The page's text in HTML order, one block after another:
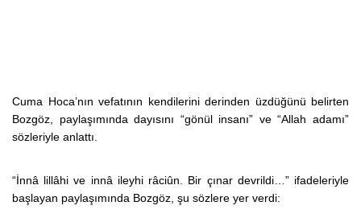
Cuma Hoca’nın vefatının kendilerini derinden üzdüğünü belirten
Bozgöz, paylaşımında dayısını “gönül insanı” ve “Allah adamı”
sözleriyle anlattı.
“İnnâ lillâhi ve innâ ileyhi râciûn. Bir çınar devrildi…” ifadeleriyle
başlayan paylaşımında Bozgöz, şu sözlere yer verdi: